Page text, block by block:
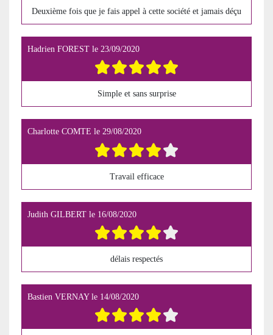
Deuxième fois que je fais appel à cette société et jamais déçu
Hadrien FOREST le 23/09/2020
Simple et sans surprise
Charlotte COMTE le 29/08/2020
Travail efficace
Judith GILBERT le 16/08/2020
délais respectés
Bastien VERNAYle 14/08/2020